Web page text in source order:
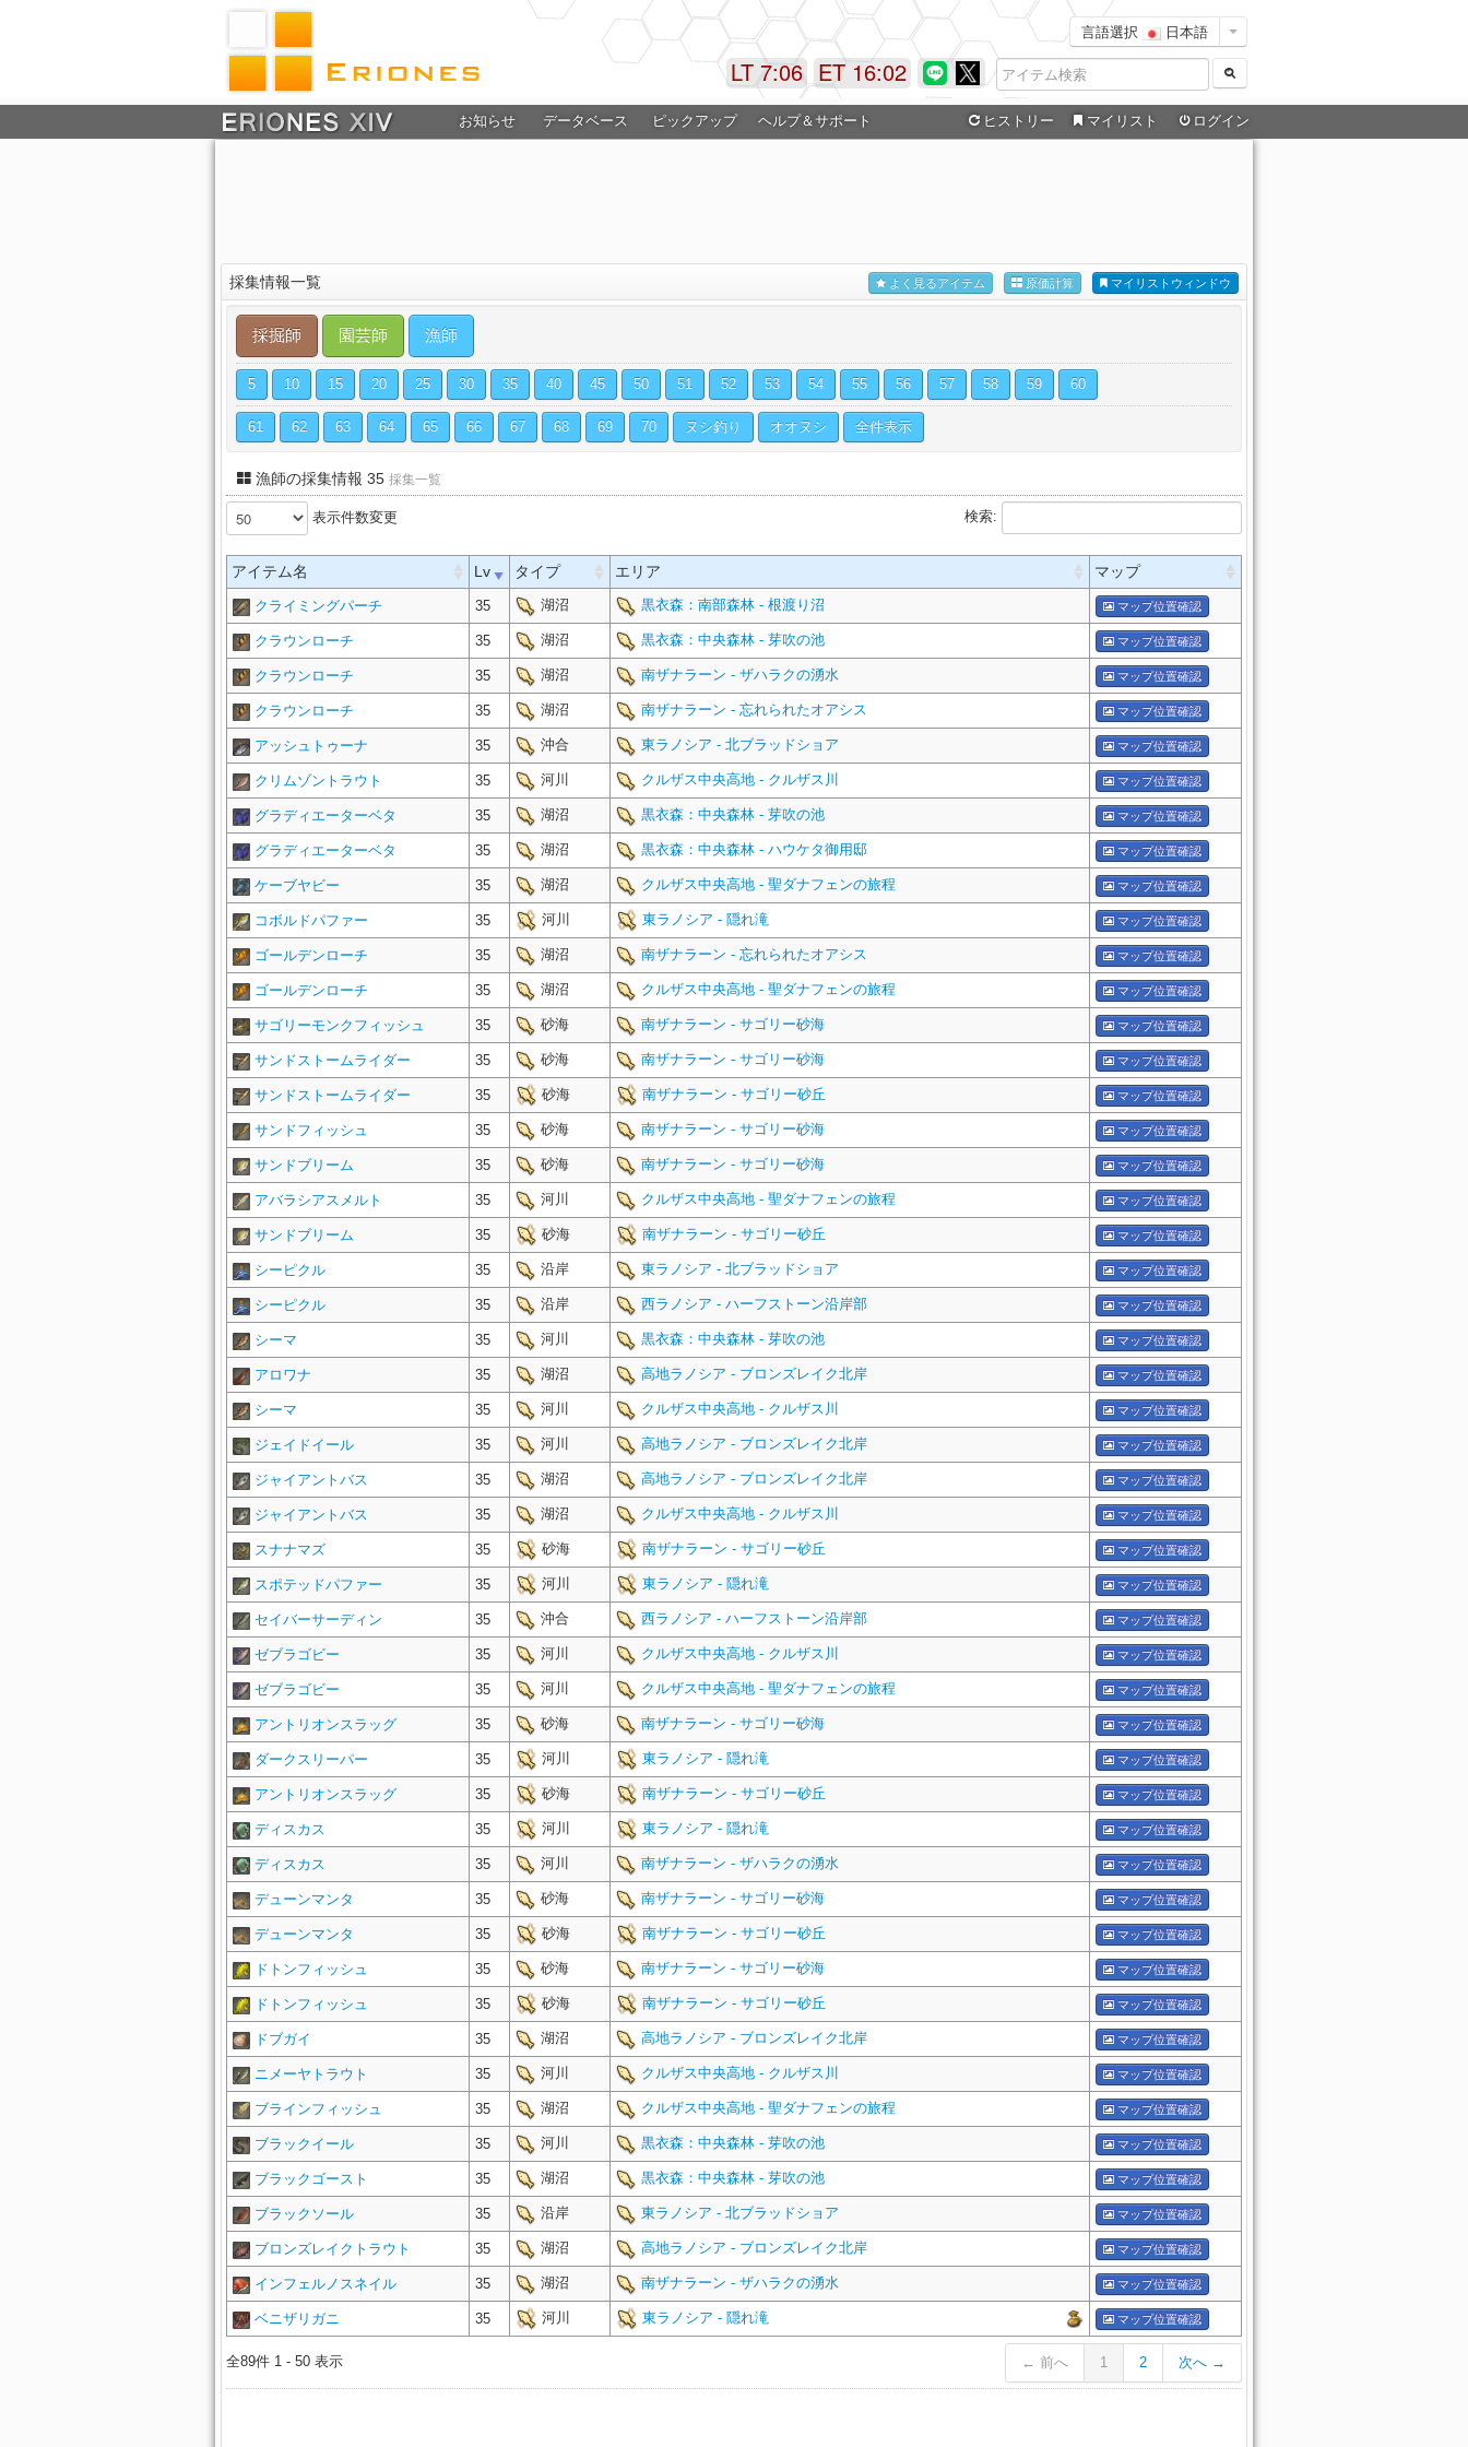
言語選択 日本語
ET 16:02
LT 7:06
お知らせ データベース ピックアップ ヘルプ＆サポート ヒストリー マイリスト ログイン
採集情報一覧 マイリストウィンドウ
原価計算
よく見るアイテム
採掘師 園芸師 漁師
5 10 15 20 25 30 35 40 45 50 51 52 53 54 55 56 57 58 59 60
61 62 63 64 65 66 67 68 69 70 ヌシ釣り オオヌシ 全件表示
漁師の採集情報 35 採集一覧
表示件数変更 検索:
アイテム名 Lv タイプ エリア マップ
クライミングパーチ 35 湖沼 黒衣森：南部森林 - 根渡り沼 マップ位置確認
クラウンローチ 35 湖沼 黒衣森：中央森林 - 芽吹の池 マップ位置確認
クラウンローチ 35 湖沼 南ザナラーン - ザハラクの湧水 マップ位置確認
クラウンローチ 35 湖沼 南ザナラーン - 忘れられたオアシス マップ位置確認
アッシュトゥーナ 35 沖合 東ラノシア - 北ブラッドショア マップ位置確認
クリムゾントラウト 35 河川 クルザス中央高地 - クルザス川 マップ位置確認
グラディエーターベタ 35 湖沼 黒衣森：中央森林 - 芽吹の池 マップ位置確認
グラディエーターベタ 35 湖沼 黒衣森：中央森林 - ハウケタ御用邸 マップ位置確認
ケーブヤビー 35 湖沼 クルザス中央高地 - 聖ダナフェンの旅程 マップ位置確認
コボルドパファー 35 河川 東ラノシア - 隠れ滝 マップ位置確認
ゴールデンローチ 35 湖沼 南ザナラーン - 忘れられたオアシス マップ位置確認
ゴールデンローチ 35 湖沼 クルザス中央高地 - 聖ダナフェンの旅程 マップ位置確認
サゴリーモンクフィッシュ 35 砂海 南ザナラーン - サゴリー砂海 マップ位置確認
サンドストームライダー 35 砂海 南ザナラーン - サゴリー砂海 マップ位置確認
サンドストームライダー 35 砂海 南ザナラーン - サゴリー砂丘 マップ位置確認
サンドフィッシュ 35 砂海 南ザナラーン - サゴリー砂海 マップ位置確認
サンドブリーム 35 砂海 南ザナラーン - サゴリー砂海 マップ位置確認
アバラシアスメルト 35 河川 クルザス中央高地 - 聖ダナフェンの旅程 マップ位置確認
サンドブリーム 35 砂海 南ザナラーン - サゴリー砂丘 マップ位置確認
シーピクル 35 沿岸 東ラノシア - 北ブラッドショア マップ位置確認
シーピクル 35 沿岸 西ラノシア - ハーフストーン沿岸部 マップ位置確認
シーマ 35 河川 黒衣森：中央森林 - 芽吹の池 マップ位置確認
アロワナ 35 湖沼 高地ラノシア - ブロンズレイク北岸 マップ位置確認
シーマ 35 河川 クルザス中央高地 - クルザス川 マップ位置確認
ジェイドイール 35 河川 高地ラノシア - ブロンズレイク北岸 マップ位置確認
ジャイアントバス 35 湖沼 高地ラノシア - ブロンズレイク北岸 マップ位置確認
ジャイアントバス 35 湖沼 クルザス中央高地 - クルザス川 マップ位置確認
スナナマズ 35 砂海 南ザナラーン - サゴリー砂丘 マップ位置確認
スポテッドパファー 35 河川 東ラノシア - 隠れ滝 マップ位置確認
セイバーサーディン 35 沖合 西ラノシア - ハーフストーン沿岸部 マップ位置確認
ゼブラゴビー 35 河川 クルザス中央高地 - クルザス川 マップ位置確認
ゼブラゴビー 35 河川 クルザス中央高地 - 聖ダナフェンの旅程 マップ位置確認
アントリオンスラッグ 35 砂海 南ザナラーン - サゴリー砂海 マップ位置確認
ダークスリーパー 35 河川 東ラノシア - 隠れ滝 マップ位置確認
アントリオンスラッグ 35 砂海 南ザナラーン - サゴリー砂丘 マップ位置確認
ディスカス 35 河川 東ラノシア - 隠れ滝 マップ位置確認
ディスカス 35 河川 南ザナラーン - ザハラクの湧水 マップ位置確認
デューンマンタ 35 砂海 南ザナラーン - サゴリー砂海 マップ位置確認
デューンマンタ 35 砂海 南ザナラーン - サゴリー砂丘 マップ位置確認
ドトンフィッシュ 35 砂海 南ザナラーン - サゴリー砂海 マップ位置確認
ドトンフィッシュ 35 砂海 南ザナラーン - サゴリー砂丘 マップ位置確認
ドブガイ 35 湖沼 高地ラノシア - ブロンズレイク北岸 マップ位置確認
ニメーヤトラウト 35 河川 クルザス中央高地 - クルザス川 マップ位置確認
ブラインフィッシュ 35 湖沼 クルザス中央高地 - 聖ダナフェンの旅程 マップ位置確認
ブラックイール 35 河川 黒衣森：中央森林 - 芽吹の池 マップ位置確認
ブラックゴースト 35 湖沼 黒衣森：中央森林 - 芽吹の池 マップ位置確認
ブラックソール 35 沿岸 東ラノシア - 北ブラッドショア マップ位置確認
ブロンズレイクトラウト 35 湖沼 高地ラノシア - ブロンズレイク北岸 マップ位置確認
インフェルノスネイル 35 湖沼 南ザナラーン - ザハラクの湧水 マップ位置確認
ベニザリガニ 35 河川 東ラノシア - 隠れ滝 マップ位置確認
全89件 1 - 50 表示 ← 前へ 1 2 次へ →